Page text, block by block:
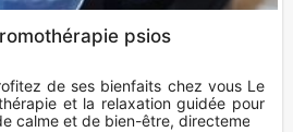
psios
de ses bienfaits chez vous Le
et la relaxation guidée pour
calme et de bien-être, directemen